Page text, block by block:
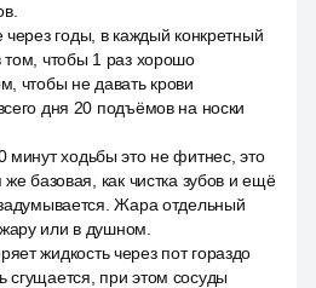
через годы, в каждый конкретный
чтобы 1 раз хорошо
чтобы не давать крови
дня 20 подъёмов на носки
минут ходьбы это не фитнес, это
же базовая, как чистка зубов и ещё
Жара отдельный
или в душном.
жидкость через пот гораздо
сгущается, при этом сосуды